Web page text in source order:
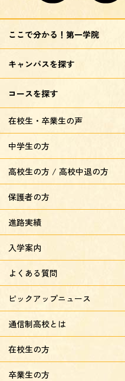
ここで分かる！第一学院
キャンパスを探す
コースを探す
在校生・卒業生の声
中学生の方
高校生の方 / 高校中退の方
保護者の方
進路実績
入学案内
よくある質問
ピックアップニュース
通信制高校とは
在校生の方
卒業生の方